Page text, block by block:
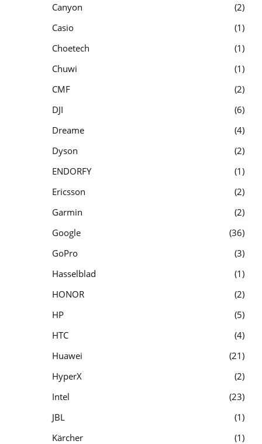
Canyon
2
Casio
1
Choetech
1
Chuwi
1
CMF
2
DJI
6
Dreame
4
Dyson
2
ENDORFY
1
Ericsson
2
Garmin
2
Google
36
GoPro
3
Hasselblad
1
HONOR
2
HP
5
HTC
4
Huawei
21
HyperX
2
Intel
23
JBL
1
Kärcher
1